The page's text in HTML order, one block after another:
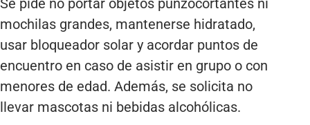
Se pide no portar objetos punzocortantes ni
mochilas grandes, mantenerse hidratado,
usar bloqueador solar y acordar puntos de
encuentro en caso de asistir en grupo o con
menores de edad. Además, se solicita no
llevar mascotas ni bebidas alcohólicas.